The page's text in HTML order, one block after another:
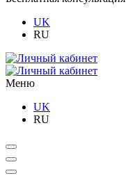
UK
RU
Меню
UK
RU